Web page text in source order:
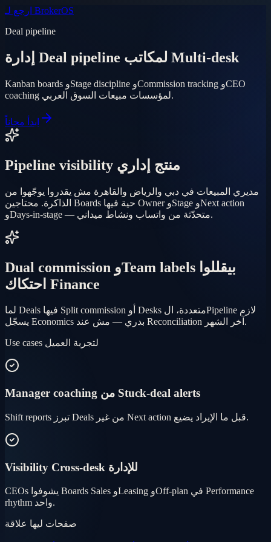
ارجع لـ BrokerOS
Deal pipeline
إدارة Deal pipeline لمكاتب Multi-desk
Kanban boards وStage discipline وCommission tracking وCEO
coaching لمؤسسات مبيعات السوق العربي.
ابدأ مجاناً
Pipeline visibility منتج إداري
مديري المبيعات في دبي والرياض والقاهرة مش يقدروا يوجّهوا من
الذاكرة. محتاجين Boards حية فيها Owner وStage وNext action
وDays-in-stage — متحدّثة من واتساب ونشاط ميداني.
Dual commission وTeam labels بيقللوا
احتكاك Finance
لما Deals فيها Split commission أو Desks متعددة، الPipeline لازم
يسجّل Economics بدري — مش عند Reconciliation آخر الشهر.
Use cases لتجربة العميل
Manager coaching من Stuck-deal alerts
Shift reports تبرز Deals من غير Next action قبل ما الإيراد يضيع.
Visibility Cross-desk للإدارة
CEOs يشوفوا Boards Sales وLeasing وOff-plan في Performance
rhythm واحد.
صفحات ليها علاقة